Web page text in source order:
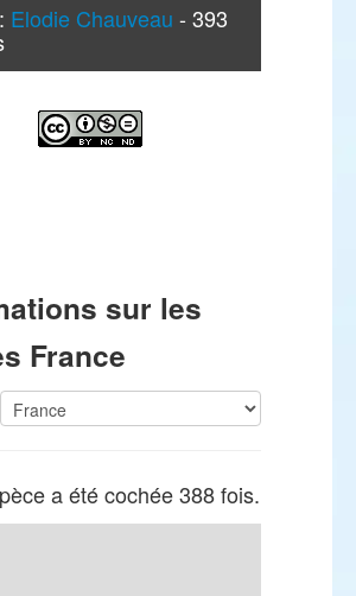
Elodie Chauveau - 393
sur les
France
a été cochée 388 fois.